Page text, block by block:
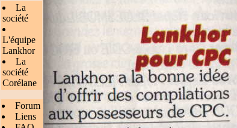
La
société
L'équipe
Lankhor
La
société
Corélane
Forum
Liens